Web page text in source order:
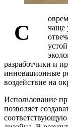
С
чаще
разработчики и
инновационные
воздействие на
Использование
позволяет